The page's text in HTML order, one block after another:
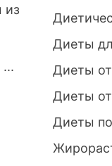
из
...
Диеты
Диеты
Диеты
Диеты